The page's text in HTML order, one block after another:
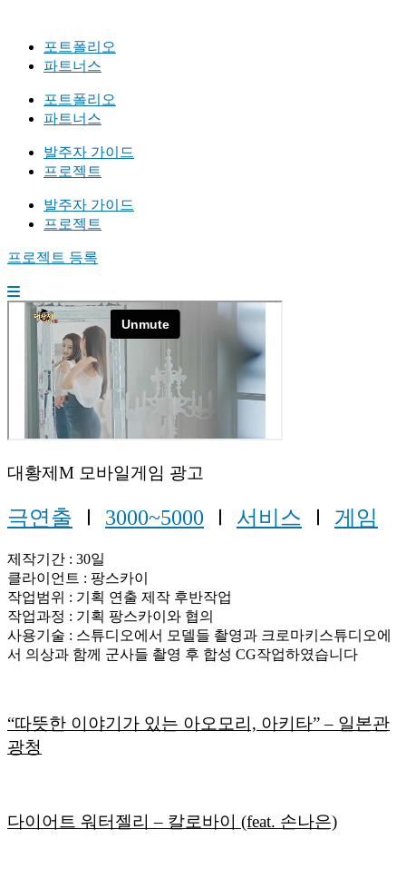
포트폴리오
파트너스
포트폴리오
파트너스
발주자 가이드
프로젝트
발주자 가이드
프로젝트
프로젝트 등록
대황제M 모바일게임 광고
극연출 Ⅰ 3000~5000 Ⅰ 서비스 Ⅰ 게임
제작기간 : 30일
클라이언트 : 팡스카이
작업범위 : 기획 연출 제작 후반작업
작업과정 : 기획 팡스카이와 협의
사용기술 : 스튜디오에서 모델들 촬영과 크로마키스튜디오에
서 의상과 함께 군사들 촬영 후 합성 CG작업하였습니다
“따뜻한 이야기가 있는 아오모리, 아키타” – 일본관
광청
다이어트 워터젤리 – 칼로바이 (feat. 손나은)